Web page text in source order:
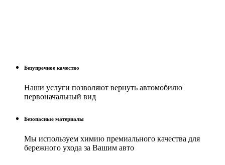
Безупречное качество
Наши услуги позволяют вернуть автомобилю
первоначальный вид
Безопасные материалы
Мы используем химию премиального качества для
бережного ухода за Вашим авто